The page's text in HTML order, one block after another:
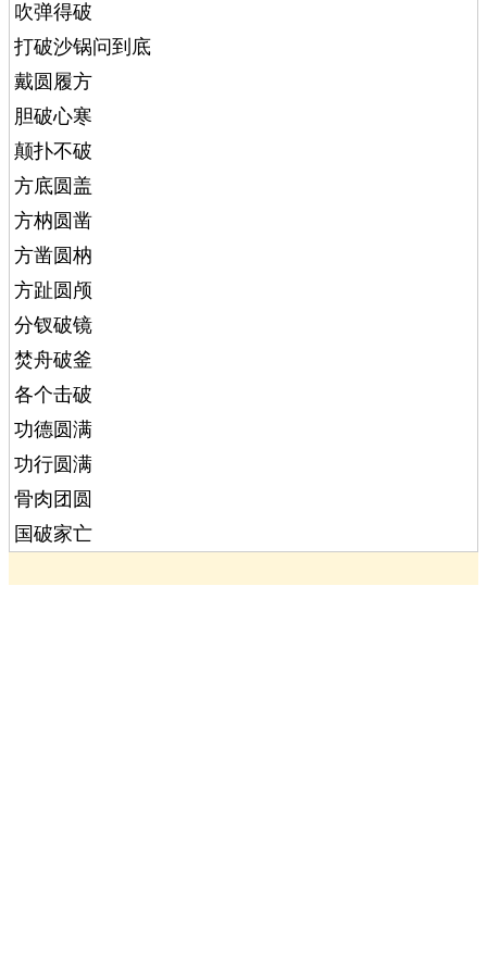
吹弹得破
打破沙锅问到底
戴圆履方
胆破心寒
颠扑不破
方底圆盖
方枘圆凿
方凿圆枘
方趾圆颅
分钗破镜
焚舟破釜
各个击破
功德圆满
功行圆满
骨肉团圆
国破家亡